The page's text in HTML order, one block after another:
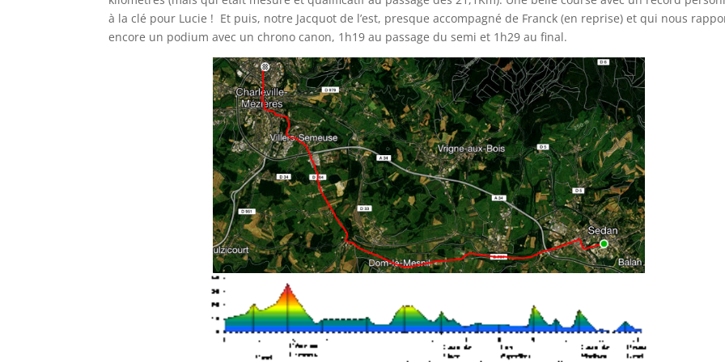
à la clé pour Lucie ! Et puis, notre Jacquot de l’est, presque accompagné de Franck (en reprise) et qui nous
encore un podium avec un chrono canon, 1h19 au passage du semi et 1h29 au final.